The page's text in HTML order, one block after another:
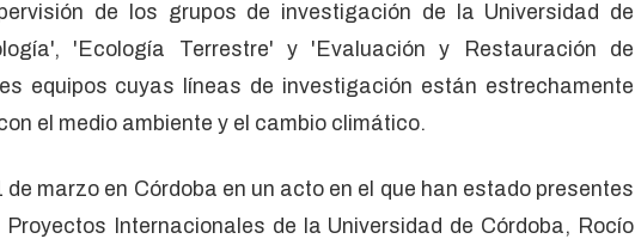
de los grupos de investigación de la Universidad de
'Ecología Terrestre' y 'Evaluación y Restauración de
equipos cuyas líneas de investigación están estrechamente
el medio ambiente y el cambio climático.
marzo en Córdoba en un acto en el que han estado presentes
Internacionales de la Universidad de Córdoba, Rocío